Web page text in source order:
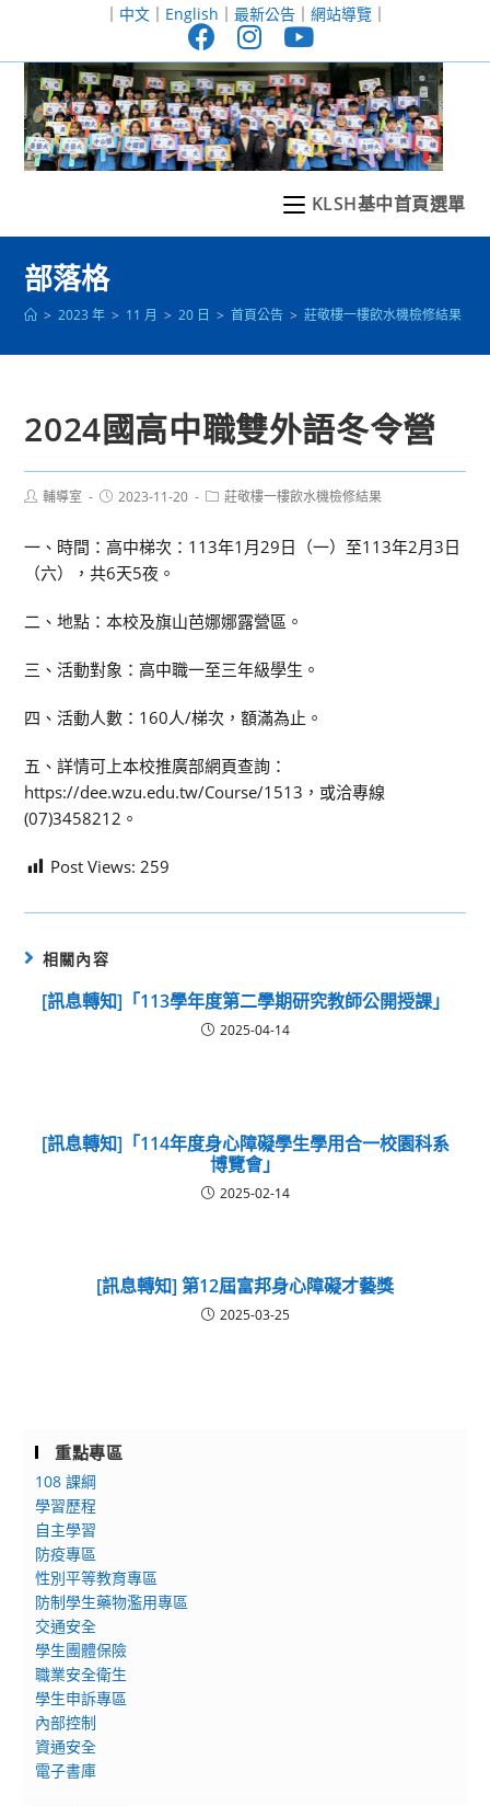
至
｜ 中文｜ English ｜ 最新公告｜ 網站導覽｜
KLSH基中首頁選單
部落格
> 2023 年 > 11 月 > 20 日 > 首頁公告 > 莊敬樓一樓飲水機檢修結果
2024國高中職雙外語冬令營
Post輔導室
Post2023-11-20
Post莊敬樓一樓飲水機檢修結果
一、時間：高中梯次：113年1月29日（一）至113年2月3日
（六），共6天5夜。
二、地點：本校及旗山芭娜娜露營區。
三、活動對象：高中職一至三年級學生。
四、活動人數：160人/梯次，額滿為止。
五、詳情可上本校推廣部網頁查詢：
https://dee.wzu.edu.tw/Course/1513，或洽專線
(07)3458212。
Post Views: 259
相關內容
[訊息轉知]「113學年度第二學期研究教師公開授課」
2025-04-14
[訊息轉知]「114年度身心障礙學生學用合一校園科系
博覽會」
2025-02-14
[訊息轉知] 第12屆富邦身心障礙才藝獎
2025-03-25
重點專區
108 課綱
學習歷程
自主學習
防疫專區
性別平等教育專區
防制學生藥物濫用專區
交通安全
學生團體保險
職業安全衛生
學生申訴專區
內部控制
資通安全
電子書庫